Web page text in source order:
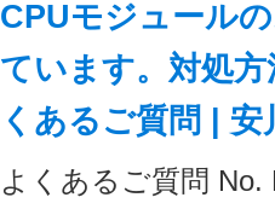
CPUモジュール
ています。対処
くあるご質問 |
よくあるご質問